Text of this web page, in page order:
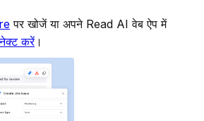
पर खोजें या अपने Read AI वेब ऐप में
करें।